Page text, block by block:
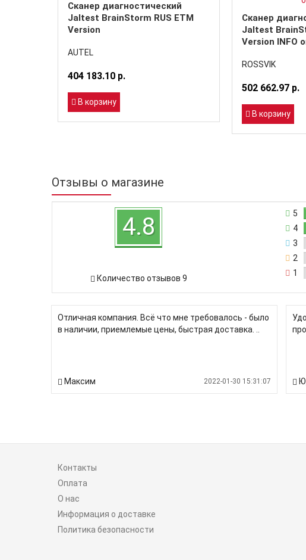
Сканер диагностический
Jaltest BrainStorm RUS ETM
Version
AUTEL
404 183.10 р.
В корзину
Сканер
Jaltest
Version INFO
ROSSVIK
502 662.97 р.
В корзину
Отзывы о магазине
4.8
Количество отзывов 9
5
4
3
2
1
Отличная компания. Всё что мне требовалось - было
в наличии, приемлемые цены, быстрая доставка. ..
Максим 2022-01-30 15:31:07
Контакты
Оплата
О нас
Информация о доставке
Политика безопасности